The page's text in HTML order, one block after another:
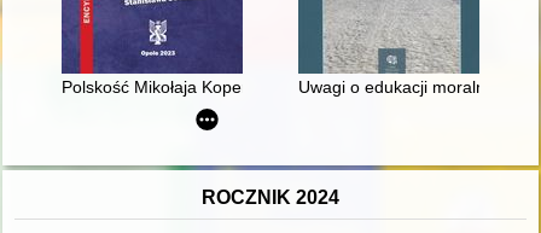
Polskość Mikołaja Kopernika z rodu ŚlązakaUwagi o edukacji moralnej
ROCZNIK 2024